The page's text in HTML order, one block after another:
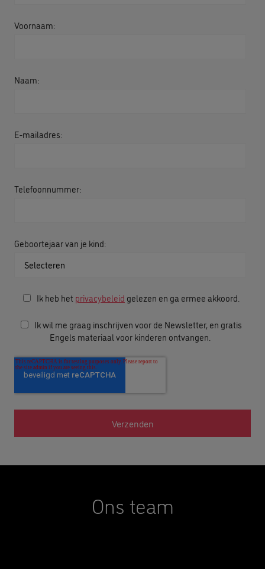
Voornaam:
Naam:
E-mailadres:
Telefoonnummer:
Geboortejaar van je kind:
Ik heb het privacybeleid gelezen en ga ermee akkoord.
Ik wil me graag inschrijven voor de Newsletter, en gratis
Engels materiaal voor kinderen ontvangen.
Ons team